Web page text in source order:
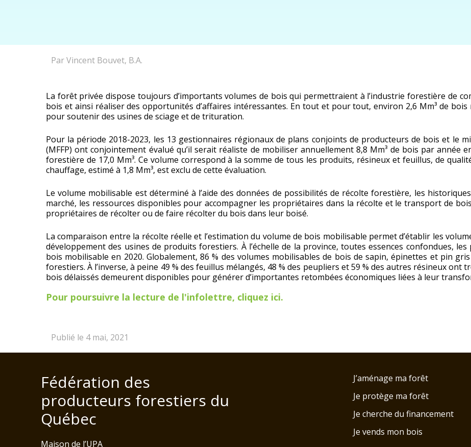
Par Vincent Bouvet, B.A.
La forêt privée dispose toujours d’importants volumes de bois qui permettraient à l’industrie forestière de
bois et ainsi réaliser des opportunités d’affaires intéressantes. En tout et pour tout, environ 2,6 Mm³ de
pour soutenir des usines de sciage et de trituration.
Pour la période 2018-2023, les 13 gestionnaires régionaux de plans conjoints de producteurs de bois et le
(MFFP) ont conjointement évalué qu’il serait réaliste de mobiliser annuellement 8,8 Mm³ de bois par
forestière de 17,0 Mm³. Ce volume correspond à la somme de tous les produits, résineux et feuillus, de
chauffage, estimé à 1,8 Mm³, est exclu de cette évaluation.
Le volume mobilisable est déterminé à l’aide des données de possibilités de récolte forestière, les
marché, les ressources disponibles pour accompagner les propriétaires dans la récolte et le transport de
propriétaires de récolter ou de faire récolter du bois dans leur boisé.
La comparaison entre la récolte réelle et l’estimation du volume de bois mobilisable permet d’établir les
développement des usines de produits forestiers. À l’échelle de la province, toutes essences confondues,
bois mobilisable en 2020. Globalement, 86 % des volumes mobilisables de bois de sapin, épinettes et pin
forestiers. À l’inverse, à peine 49 % des feuillus mélangés, 48 % des peupliers et 59 % des autres résineux ont
bois délaissés demeurent disponibles pour générer d’importantes retombées économiques liées à leur
Pour poursuivre la lecture de l'infolettre, cliquez ici.
Publié le 4 mai, 2021
Fédération des
producteurs forestiers du
Québec
Maison de l’UPA
J’aménage ma forêt
Je protège ma forêt
Je cherche du financement
Je vends mon bois